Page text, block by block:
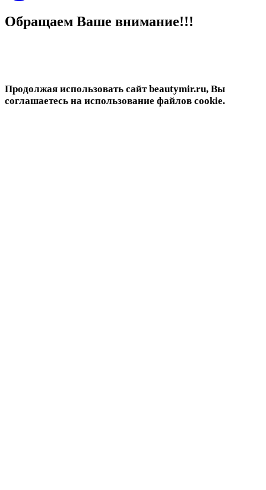
Обращаем Ваше внимание!!!
Продолжая использовать сайт beautymir.ru, Вы
соглашаетесь на использование файлов cookie.